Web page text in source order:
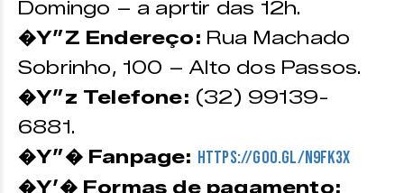
Domingo – a aprtir das 12h.
�Y”Z Endereço: Rua Machado
Sobrinho, 100 – Alto dos Passos.
�Y”z Telefone: (32) 99139-
6881.
�Y”� Fanpage: https://goo.gl/N9fK3X
�Y’� Formas de pagamento: